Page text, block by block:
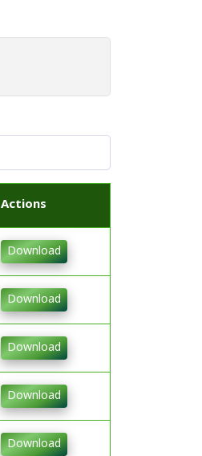
Actions
Download
Download
Download
Download
Download